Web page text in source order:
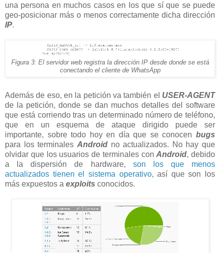
una persona en muchos casos en los que sí que se puede
geo-posicionar más o menos correctamente dicha dirección
IP.
Figura 3: El servidor web registra la dirección IP desde donde se está
conectando el cliente de WhatsApp
Además de eso, en la petición va también el USER-AGENT
de la petición, donde se dan muchos detalles del software
que está corriendo tras un determinado número de teléfono,
que en un esquema de ataque dirigido puede ser
importante, sobre todo hoy en día que se conocen bugs
para los terminales Androidno actualizados. No hay que
olvidar que los usuarios de terminales conAndroid, debido
a la dispersión de hardware, son los que menos
actualizados tienen el sistema operativo, así que son los
más expuestos a exploits conocidos.